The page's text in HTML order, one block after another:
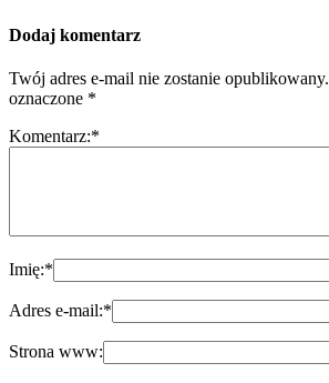
Dodaj komentarz
Twój adres e-mail nie zostanie opublikowany.
oznaczone *
Komentarz:*
Imię:*
Adres e-mail:*
Strona www: